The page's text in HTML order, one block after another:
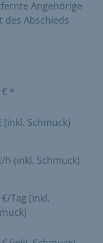
Angehörige
Abschieds
€ *
(inkl. Schmuck)
h (inkl. Schmuck)
Tag (inkl.